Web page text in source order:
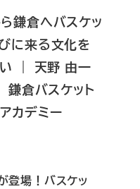
鎌倉へバスケッ
に来る文化を
｜ 天野 由一
鎌倉バスケット
カデミー
登場！バスケッ